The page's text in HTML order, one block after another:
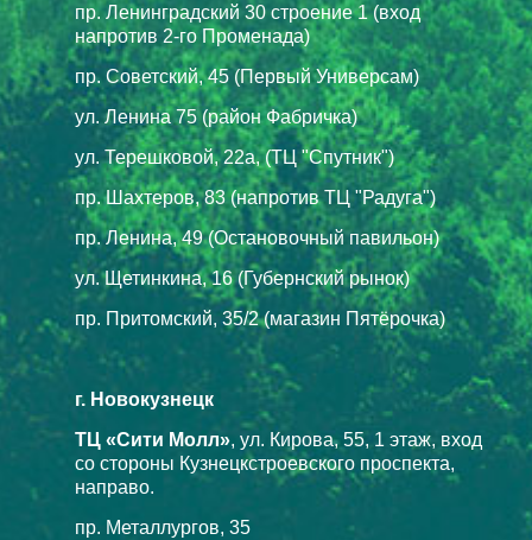
пр. Ленинградский 30 строение 1 (вход
напротив 2-го Променада)
пр. Советский, 45 (Первый Универсам)
ул. Ленина 75 (район Фабричка)
ул. Терешковой, 22а, (ТЦ "Спутник")
пр. Шахтеров, 83 (напротив ТЦ "Радуга")
пр. Ленина, 49 (Остановочный павильон)
ул. Щетинкина, 16 (Губернский рынок)
пр. Притомский, 35/2 (магазин Пятёрочка)
г. Новокузнецк
ТЦ «Сити Молл», ул. Кирова, 55, 1 этаж, вход
со стороны Кузнецкстроевского проспекта,
направо.
пр. Металлургов, 35